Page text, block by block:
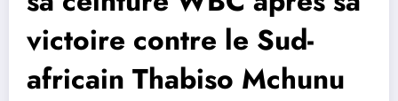
victoire contre le Sud-
africain Thabiso Mchunu